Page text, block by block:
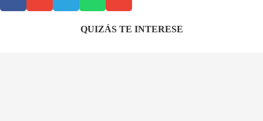
QUIZÁS TE INTERESE